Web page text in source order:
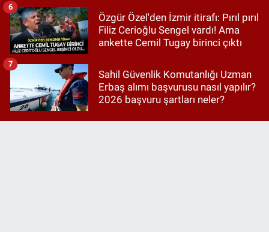
Özgür Özel'den İzmir itirafı: Pırıl pırıl
Filiz Cerioğlu Sengel vardı! Ama
ankette Cemil Tugay birinci çıktı
6
Sahil Güvenlik Komutanlığı Uzman
Erbaş alımı başvurusu nasıl yapılır?
2026 başvuru şartları neler?
7